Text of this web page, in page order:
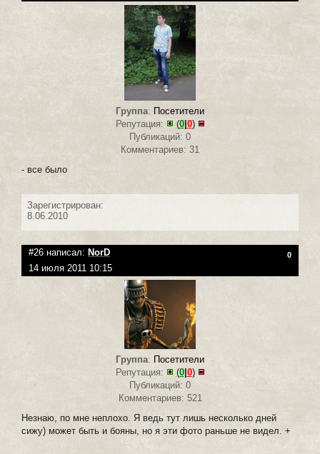
Группа: Посетители
Репутация:
(0|0)
Публикаций: 0
Комментариев: 31
- все было
Зарегистрирован:
8.06.2010
#26 написал: NorD 0
14 июля 2011 10:15
Группа: Посетители
Репутация:
(0|0)
Публикаций: 0
Комментариев: 521
Незнаю, по мне неплохо. Я ведь тут лишь несколько дней
сижу) может быть и бояны, но я эти фото раньше не видел. +